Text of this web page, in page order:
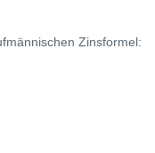
Zinsformel: